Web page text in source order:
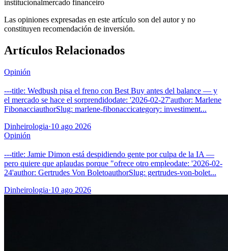
institucional mercado financeiro
Las opiniones expresadas en este artículo son del autor y no
constituyen recomendación de inversión.
Artículos Relacionados
Opinión
---title: Wedbush pisa el freno con Best Buy antes del balance — y
el mercado se hace el sorprendidodate: '2026-02-27'author: Marlene
FibonacciauthorSlug: marlene-fibonaccicategory: investiment...
Dinheirologia·10 ago 2026
Opinión
---title: Jamie Dimon está despidiendo gente por culpa de la IA —
pero quiere que aplaudas porque "ofrece otro empleodate: '2026-02-
24'author: Gertrudes Von BoletoauthorSlug: gertrudes-von-bolet...
Dinheirologia·10 ago 2026